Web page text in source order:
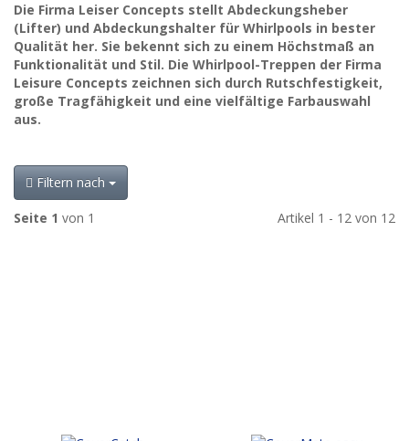
Die Firma Leiser Concepts stellt Abdeckungsheber
(Lifter) und Abdeckungshalter für Whirlpools in bester
Qualität her. Sie bekennt sich zu einem Höchstmaß an
Funktionalität und Stil. Die Whirlpool-Treppen der Firma
Leisure Concepts zeichnen sich durch Rutschfestigkeit,
große Tragfähigkeit und eine vielfältige Farbauswahl
aus.
Filtern nach
Seite 1 von 1 Artikel 1 - 12 von 12